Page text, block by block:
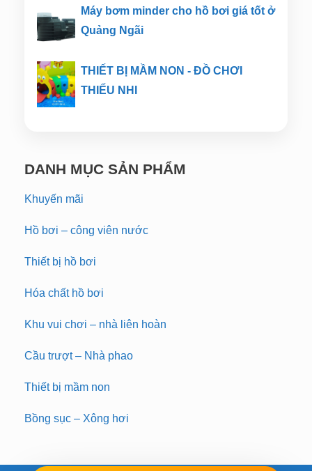
Máy bơm minder cho hồ bơi giá tốt ở
Quảng Ngãi
THIẾT BỊ MẦM NON - ĐỒ CHƠI
THIẾU NHI
DANH MỤC SẢN PHẨM
Khuyến mãi
Hồ bơi – công viên nước
Thiết bị hồ bơi
Hóa chất hồ bơi
Khu vui chơi – nhà liên hoàn
Cầu trượt – Nhà phao
Thiết bị mầm non
Bồng sục – Xông hơi